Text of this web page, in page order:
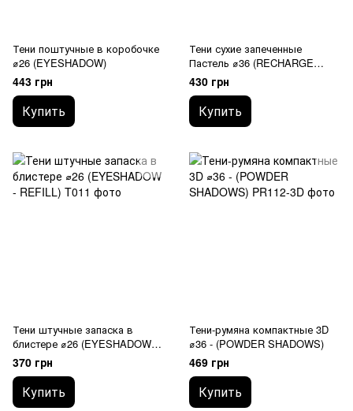
Тени поштучные в коробочке
⌀26 (EYESHADOW)
443 грн
Купить
Тени сухие запеченные
Пастель ⌀36 (RECHARGE
PASTEL)
430 грн
Купить
Тени штучные запаска в
блистере ⌀26 (EYESHADOW -
REFILL)
370 грн
Купить
Тени-румяна компактные 3D
⌀36 - (POWDER SHADOWS)
469 грн
Купить